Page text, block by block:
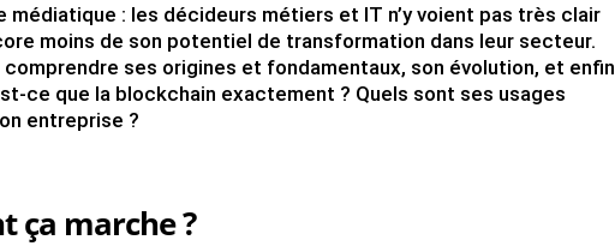
médiatique : les décideurs métiers et IT n’y voient pas très clair
moins de son potentiel de transformation dans leur secteur.
ses origines et fondamentaux, son évolution, et enfin
ce que la blockchain exactement ? Quels sont ses usages
entreprise ?
ça marche ?